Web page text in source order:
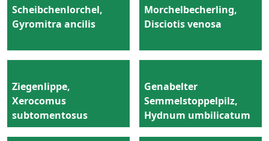
Scheibchenlorchel,
Gyromitra ancilis
Morchelbecherling,
Disciotis venosa
Ziegenlippe,
Xerocomus
subtomentosus
Genabelter
Semmelstoppelpilz,
Hydnum umbilicatum